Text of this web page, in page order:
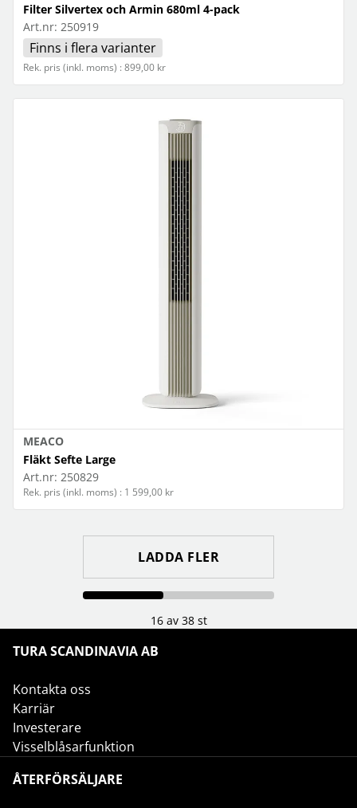
Filter Silvertex och Armin 680ml 4-pack
Art.nr: 250919
Finns i flera varianter
Rek. pris (inkl. moms) : 899,00 kr
MEACO
Fläkt Sefte Large
Art.nr: 250829
Rek. pris (inkl. moms) : 1 599,00 kr
LADDA FLER
16 av 38 st
TURA SCANDINAVIA AB
Kontakta oss
Karriär
Investerare
Visselblåsarfunktion
ÅTERFÖRSÄLJARE